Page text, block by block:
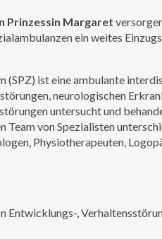
Prinzessin Margaret
ein weites
(SPZ) ist eine ambulante
neurologischen
untersucht und
Team von Spezialisten
Physiotherapeuten,
Entwicklungs-,